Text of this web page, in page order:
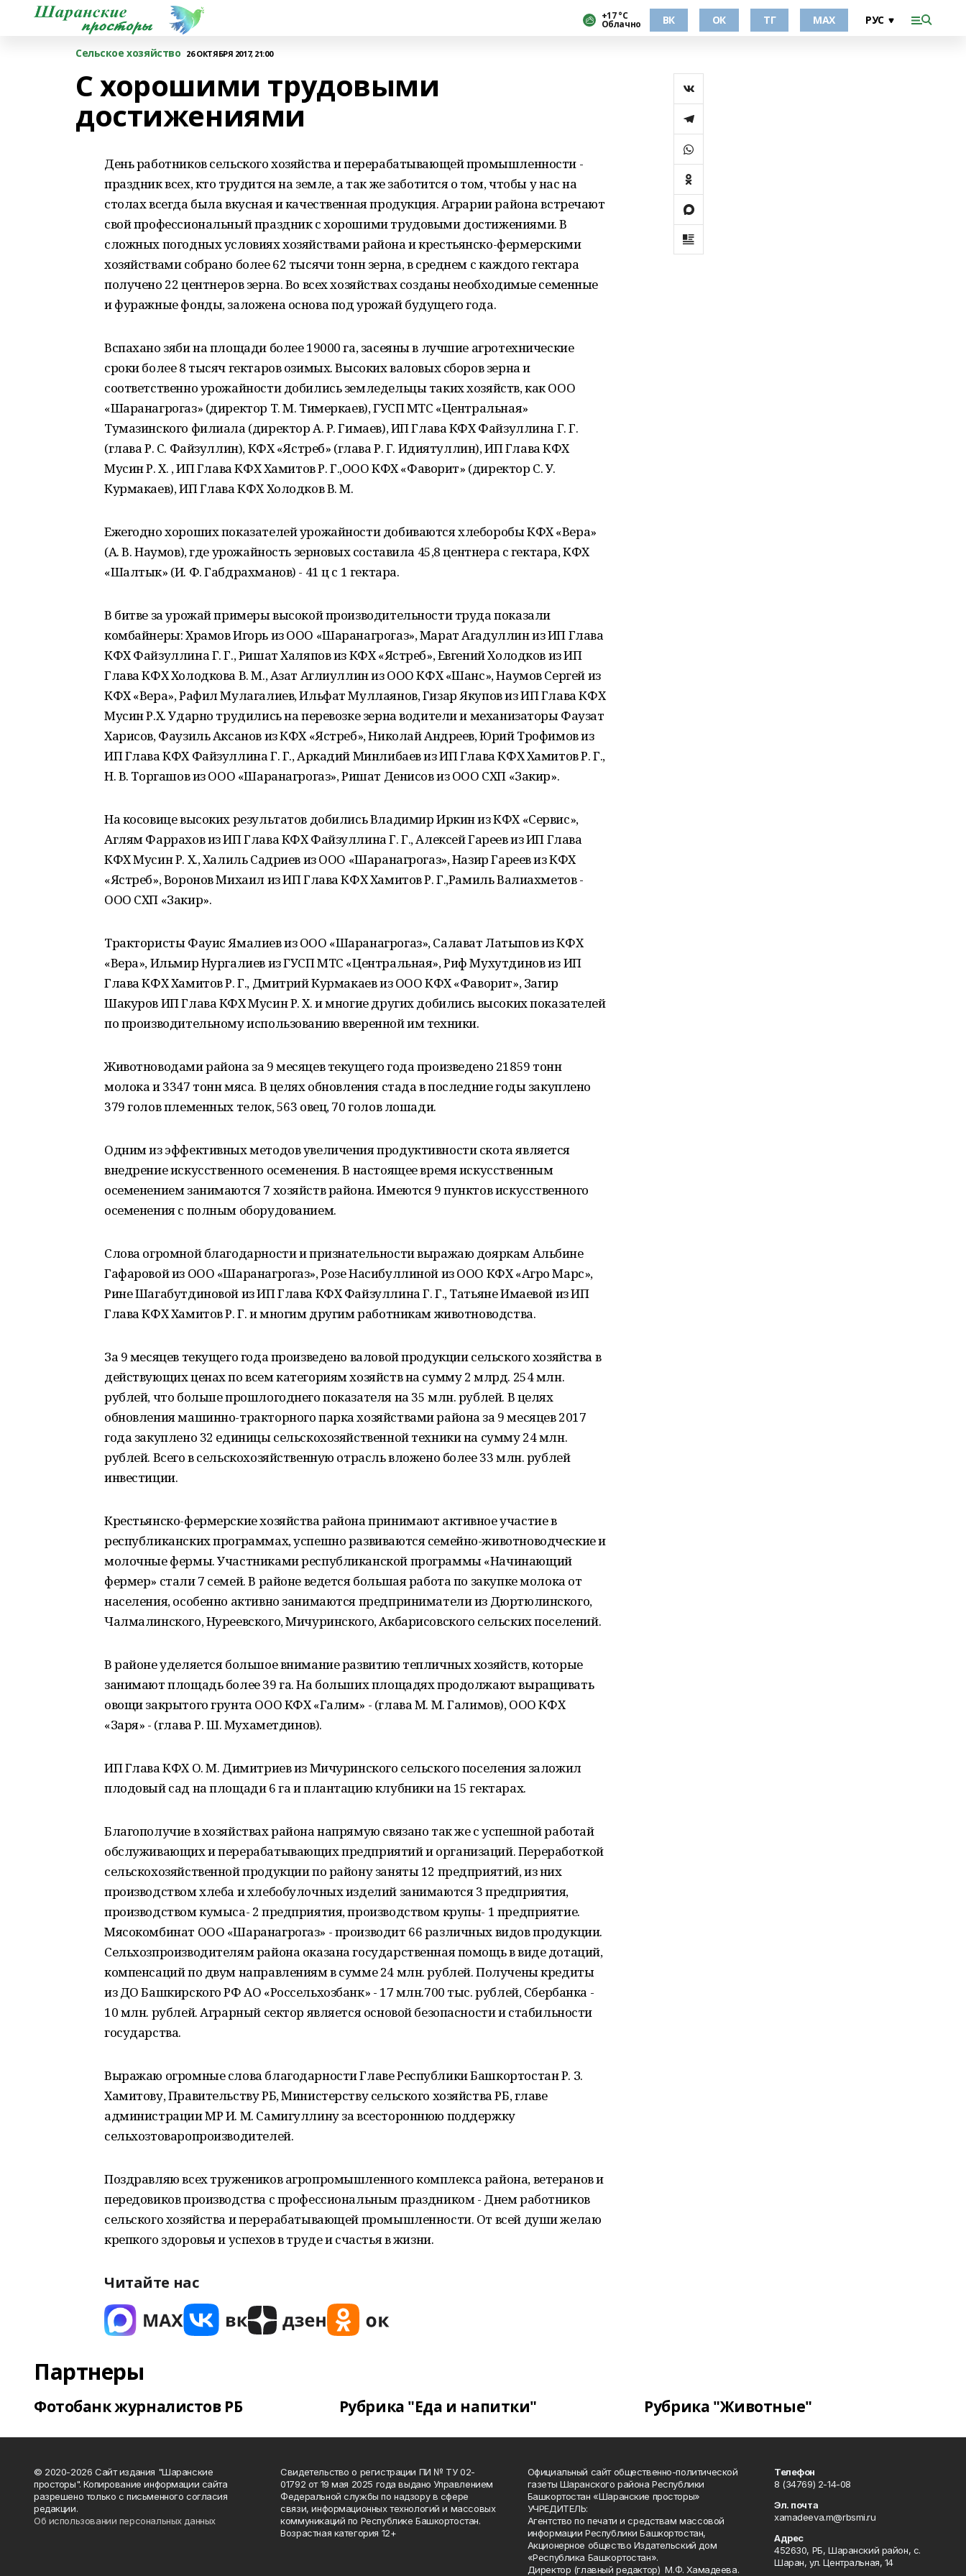
+17 °С
Облачно ВК ОК ТГ МАХ
Сельское хозяйство 26 ОКТЯБРЯ 2017, 21:00
С хорошими трудовыми
достижениями
День работников сельского хозяйства и перерабатывающей промышленности -
праздник всех, кто трудится на земле, а так же заботится о том, чтобы у нас на
столах всегда была вкусная и качественная продукция. Аграрии района встречают
свой профессиональный праздник с хорошими трудовыми достижениями. В
сложных погодных условиях хозяйствами района и крестьянско-фермерскими
хозяйствами собрано более 62 тысячи тонн зерна, в среднем с каждого гектара
получено 22 центнеров зерна. Во всех хозяйствах созданы необходимые семенные
и фуражные фонды, заложена основа под урожай будущего года.
Вспахано зяби на площади более 19000 га, засеяны в лучшие агротехнические
сроки более 8 тысяч гектаров озимых. Высоких валовых сборов зерна и
соответственно урожайности добились земледельцы таких хозяйств, как ООО
«Шаранагрогаз» (директор Т. М. Тимеркаев), ГУСП МТС «Центральная»
Тумазинского филиала (директор А. Р. Гимаев), ИП Глава КФХ Файзуллина Г. Г.
(глава Р. С. Файзуллин), КФХ «Ястреб» (глава Р. Г. Идиятуллин), ИП Глава КФХ
Мусин Р. Х. , ИП Глава КФХ Хамитов Р. Г.,ООО КФХ «Фаворит» (директор С. У.
Курмакаев), ИП Глава КФХ Холодков В. М.
Ежегодно хороших показателей урожайности добиваются хлеборобы КФХ «Вера»
(А. В. Наумов), где урожайность зерновых составила 45,8 центнера с гектара, КФХ
«Шалтык» (И. Ф. Габдрахманов) - 41 ц с 1 гектара.
В битве за урожай примеры высокой производительности труда показали
комбайнеры: Храмов Игорь из ООО «Шаранагрогаз», Марат Агадуллин из ИП Глава
КФХ Файзуллина Г. Г., Ришат Халяпов из КФХ «Ястреб», Евгений Холодков из ИП
Глава КФХ Холодкова В. М., Азат Аглиуллин из ООО КФХ «Шанс», Наумов Сергей из
КФХ «Вера», Рафил Мулагалиев, Ильфат Муллаянов, Гизар Якупов из ИП Глава КФХ
Мусин Р.Х. Ударно трудились на перевозке зерна водители и механизаторы Фаузат
Харисов, Фаузиль Аксанов из КФХ «Ястреб», Николай Андреев, Юрий Трофимов из
ИП Глава КФХ Файзуллина Г. Г., Аркадий Минлибаев из ИП Глава КФХ Хамитов Р. Г.,
Н. В. Торгашов из ООО «Шаранагрогаз», Ришат Денисов из ООО СХП «Закир».
На косовице высоких результатов добились Владимир Иркин из КФХ «Сервис»,
Аглям Фаррахов из ИП Глава КФХ Файзуллина Г. Г., Алексей Гареев из ИП Глава
КФХ Мусин Р. Х., Халиль Садриев из ООО «Шаранагрогаз», Назир Гареев из КФХ
«Ястреб», Воронов Михаил из ИП Глава КФХ Хамитов Р. Г.,Рамиль Валиахметов -
ООО СХП «Закир».
Трактористы Фауис Ямалиев из ООО «Шаранагрогаз», Салават Латыпов из КФХ
«Вера», Ильмир Нургалиев из ГУСП МТС «Центральная», Риф Мухутдинов из ИП
Глава КФХ Хамитов Р. Г., Дмитрий Курмакаев из ООО КФХ «Фаворит», Загир
Шакуров ИП Глава КФХ Мусин Р. Х. и многие других добились высоких показателей
по производительному использованию вверенной им техники.
Животноводами района за 9 месяцев текущего года произведено 21859 тонн
молока и 3347 тонн мяса. В целях обновления стада в последние годы закуплено
379 голов племенных телок, 563 овец, 70 голов лошади.
Одним из эффективных методов увеличения продуктивности скота является
внедрение искусственного осеменения. В настоящее время искусственным
осеменением занимаются 7 хозяйств района. Имеются 9 пунктов искусственного
осеменения с полным оборудованием.
Слова огромной благодарности и признательности выражаю дояркам Альбине
Гафаровой из ООО «Шаранагрогаз», Розе Насибуллиной из ООО КФХ «Агро Марс»,
Рине Шагабутдиновой из ИП Глава КФХ Файзуллина Г. Г., Татьяне Имаевой из ИП
Глава КФХ Хамитов Р. Г. и многим другим работникам животноводства.
За 9 месяцев текущего года произведено валовой продукции сельского хозяйства в
действующих ценах по всем категориям хозяйств на сумму 2 млрд. 254 млн.
рублей, что больше прошлогоднего показателя на 35 млн. рублей. В целях
обновления машинно-тракторного парка хозяйствами района за 9 месяцев 2017
года закуплено 32 единицы сельскохозяйственной техники на сумму 24 млн.
рублей. Всего в сельскохозяйственную отрасль вложено более 33 млн. рублей
инвестиции.
Крестьянско-фермерские хозяйства района принимают активное участие в
республиканских программах, успешно развиваются семейно-животноводческие и
молочные фермы. Участниками республиканской программы «Начинающий
фермер» стали 7 семей. В районе ведется большая работа по закупке молока от
населения, особенно активно занимаются предприниматели из Дюртюлинского,
Чалмалинского, Нуреевского, Мичуринского, Акбарисовского сельских поселений.
В районе уделяется большое внимание развитию тепличных хозяйств, которые
занимают площадь более 39 га. На больших площадях продолжают выращивать
овощи закрытого грунта ООО КФХ «Галим» - (глава М. М. Галимов), ООО КФХ
«Заря» - (глава Р. Ш. Мухаметдинов).
ИП Глава КФХ О. М. Димитриев из Мичуринского сельского поселения заложил
плодовый сад на площади 6 га и плантацию клубники на 15 гектарах.
Благополучие в хозяйствах района напрямую связано так же с успешной работай
обслуживающих и перерабатывающих предприятий и организаций. Переработкой
сельскохозяйственной продукции по району заняты 12 предприятий, из них
производством хлеба и хлебобулочных изделий занимаются 3 предприятия,
производством кумыса- 2 предприятия, производством крупы- 1 предприятие.
Мясокомбинат ООО «Шаранагрогаз» - производит 66 различных видов продукции.
Сельхозпроизводителям района оказана государственная помощь в виде дотаций,
компенсаций по двум направлениям в сумме 24 млн. рублей. Получены кредиты
из ДО Башкирского РФ АО «Россельхозбанк» - 17 млн.700 тыс. рублей, Сбербанка -
10 млн. рублей. Аграрный сектор является основой безопасности и стабильности
государства.
Выражаю огромные слова благодарности Главе Республики Башкортостан Р. З.
Хамитову, Правительству РБ, Министерству сельского хозяйства РБ, главе
администрации МР И. М. Самигуллину за всестороннюю поддержку
сельхозтоваропроизводителей.
Поздравляю всех тружеников агропромышленного комплекса района, ветеранов и
передовиков производства с профессиональным праздником - Днем работников
сельского хозяйства и перерабатывающей промышленности. От всей души желаю
крепкого здоровья и успехов в труде и счастья в жизни.
Читайте нас
Партнеры
Фотобанк журналистов РБ Рубрика "Еда и напитки" Рубрика "Животные"
© 2020-2026 Сайт издания "Шаранские
просторы". Копирование информации сайта
разрешено только с письменного согласия
редакции.
Об использовании персональных данных
Свидетельство о регистрации ПИ № ТУ 02-
01792 от 19 мая 2025 года выдано Управлением
Федеральной службы по надзору в сфере
связи, информационных технологий и массовых
коммуникаций по Республике Башкортостан.
Возрастная категория 12+
Официальный сайт общественно-политической
газеты Шаранского района Республики
Башкортостан «Шаранские просторы»
УЧРЕДИТЕЛЬ:
Агентство по печати и средствам массовой
информации Республики Башкортостан,
Акционерное общество Издательский дом
«Республика Башкортостан».
Директор (главный редактор) М.Ф. Хамадеева.
Телефон
8 (34769) 2-14-08
Эл. почта
xamadeeva.m@rbsmi.ru
Адрес
452630, РБ, Шаранский район, с.
Шаран, ул. Центральная, 14